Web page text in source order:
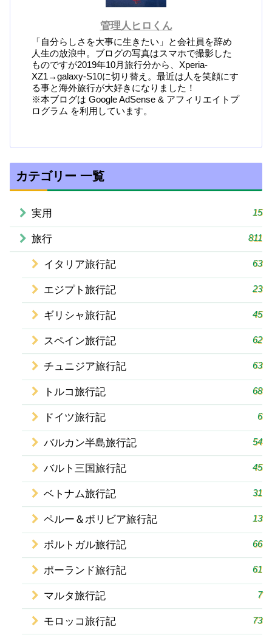
管理人ヒロくん
「自分らしさを大事に生きたい」と会社員を辞め
人生の放浪中。ブログの写真はスマホで撮影した
ものですが2019年10月旅行分から、Xperia-
XZ1→galaxy-S10に切り替え。最近は人を笑顔にす
る事と海外旅行が大好きになりました！
※本ブログは Google AdSense & アフィリエイトプ
ログラム を利用しています。
カテゴリー 一覧
実用 15
旅行 811
イタリア旅行記 63
エジプト旅行記 23
ギリシャ旅行記 45
スペイン旅行記 62
チュニジア旅行記 63
トルコ旅行記 68
ドイツ旅行記 6
バルカン半島旅行記 54
バルト三国旅行記 45
ベトナム旅行記 31
ペルー＆ボリビア旅行記 13
ポルトガル旅行記 66
ポーランド旅行記 61
マルタ旅行記 7
モロッコ旅行記 73